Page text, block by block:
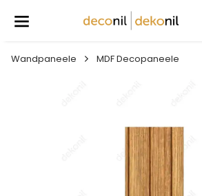
Wandpaneele MDF Decopaneele